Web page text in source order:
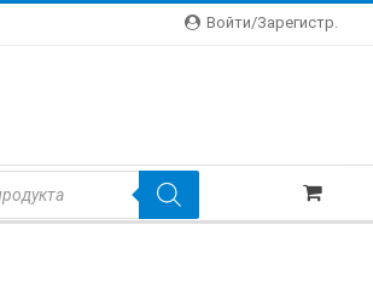
Войти/зарегистр.